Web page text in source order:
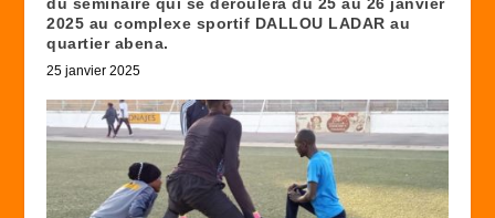
2025 au complexe sportif DALLOU LADAR au
quartier abena.
25 janvier 2025